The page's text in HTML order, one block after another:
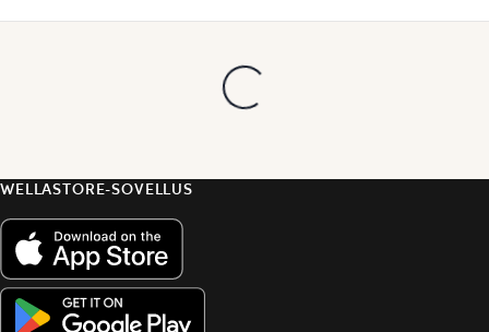
WELLASTORE-SOVELLUS